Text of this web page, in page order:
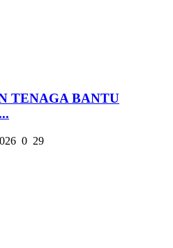
TENAGA BANTU
0 29